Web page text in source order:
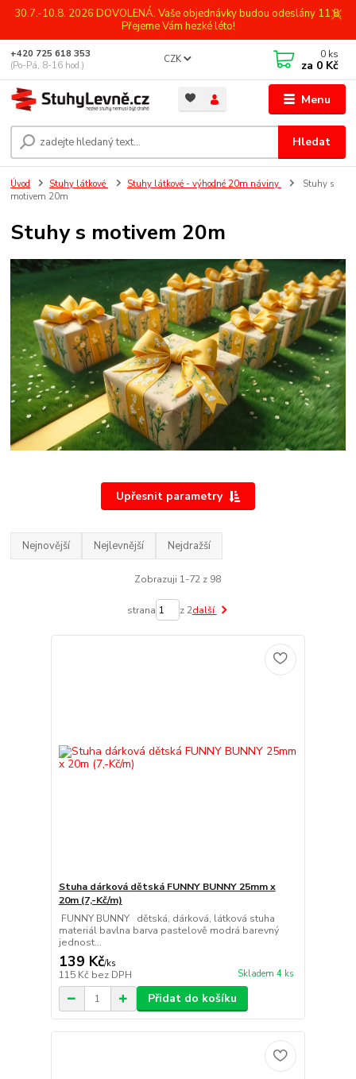
30.7.-10.8. 2026 DOVOLENÁ. Vaše objednávky budou odeslány 11.8.
Přejeme Vám hezké léto!
Menu
CZK
Hledat
+420 725 618 353
(Po-Pá, 8-16 hod.)
0 ks
za 0 Kč
Úvod Stuhy látkové Stuhy látkové - výhodné 20m náviny
Stuhy s
motivem 20m
Stuhy s motivem 20m
Upřesnit parametry
Nejnovější Nejlevnější Nejdražší
Zobrazuji 1-72 z 98
strana z 2další
Stuha dárková dětská FUNNY BUNNY 25mm x
20m (7,-Kč/m)
FUNNY BUNNY dětská, dárková, látková stuha
materiál bavlna barva pastelově modrá barevný
jednost...
139 Kč/ks
115 Kč bez DPH Skladem 4 ks
Přidat do košíku